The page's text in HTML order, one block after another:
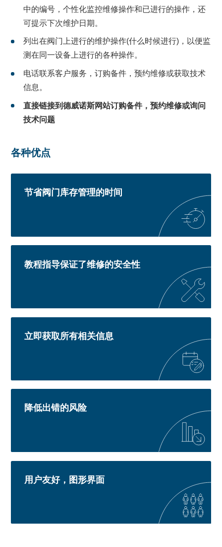
中的编号，个性化监控维修操作和已进行的操作，还
可提示下次维护日期。
列出在阀门上进行的维护操作(什么时候进行)，以便监
测在同一设备上进行的各种操作。
电话联系客户服务，订购备件，预约维修或获取技术
信息。
直接链接到德威诺斯网站订购备件，预约维修或询问
技术问题
各种优点
节省阀门库存管理的时间
教程指导保证了维修的安全性
立即获取所有相关信息
降低出错的风险
用户友好，图形界面